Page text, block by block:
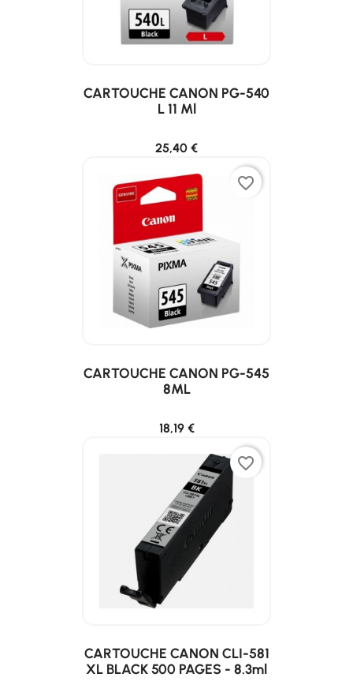
CARTOUCHE CANON PG-540
L 11 Ml
25,40 €
favorite_border
CARTOUCHE CANON PG-545
8ML
18,19 €
favorite_border
CARTOUCHE CANON CLI-581
XL BLACK 500 PAGES - 8.3ml